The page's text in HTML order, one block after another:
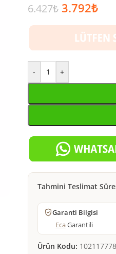
6.427₺ 3.792₺
- +
Tahmini Teslimat
Garanti Bilgisi
EcaGarantili
Ürün Kodu: